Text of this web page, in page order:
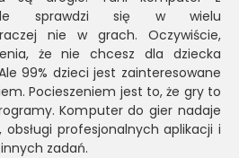
sprawdzi się w wielu
nie w grach. Oczywiście,
że nie chcesz dla dziecka
99% dzieci jest zainteresowane
Pocieszeniem jest to, że gry to
Komputer do gier nadaje
profesjonalnych aplikacji i
zadań.